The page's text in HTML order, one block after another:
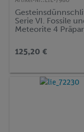
Serie VI. Fossile
Meteorite 4
125,20 €